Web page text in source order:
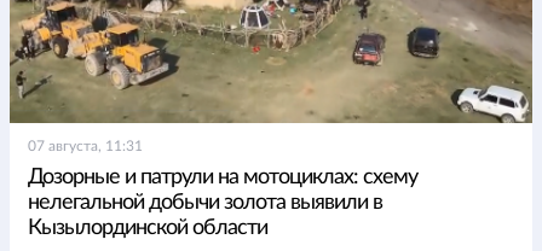
07 августа, 11:31
Дозорные и патрули на мотоциклах: схему
нелегальной добычи золота выявили в
Кызылординской области